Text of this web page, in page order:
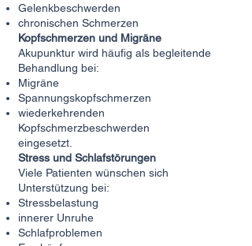
Gelenkbeschwerden
chronischen Schmerzen
Kopfschmerzen und Migräne
Akupunktur wird häufig als begleitende
Behandlung bei:
Migräne
Spannungskopfschmerzen
wiederkehrenden
Kopfschmerzbeschwerden
eingesetzt.
Stress und Schlafstörungen
Viele Patienten wünschen sich
Unterstützung bei:
Stressbelastung
innerer Unruhe
Schlafproblemen